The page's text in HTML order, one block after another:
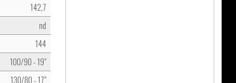
142,7
nd
144
100/90 - 19"
130/80 - 17"